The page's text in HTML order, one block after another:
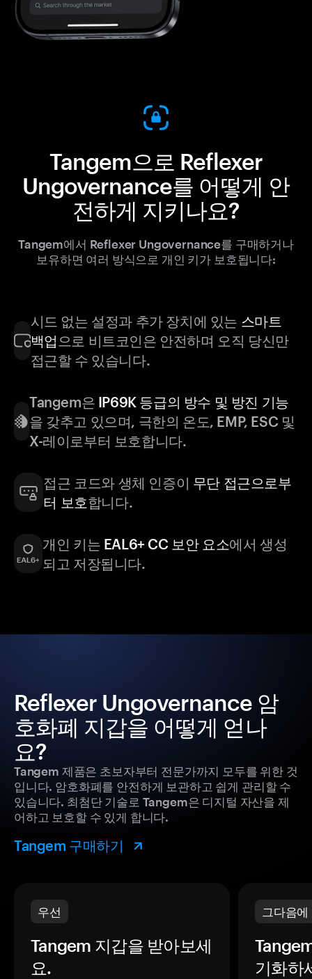
Tangem으로 Reflexer
Ungovernance를 어떻게 안
전하게 지키나요?
Tangem에서 Reflexer Ungovernance를 구매하거나
보유하면 여러 방식으로 개인 키가 보호됩니다:
시드 없는 설정과 추가 장치에 있는 스마트
백업 으로 비트코인은 안전하며 오직 당신만
접근할 수 있습니다.
Tangem은 IP69K 등급의 방수 및 방진 기능
을 갖추고 있으며, 극한의 온도, EMP, ESC 및
X-레이로부터 보호합니다.
접근 코드와 생체 인증이 무단 접근으로부
터 보호합니다.
개인 키는 EAL6+ CC 보안 요소에서 생성
되고 저장됩니다.
Reflexer Ungovernance 암
호화폐 지갑을 어떻게 얻나
요?
Tangem 제품은 초보자부터 전문가까지 모두를 위한 것
입니다. 암호화폐를 안전하게 보관하고 쉽게 관리할 수
있습니다. 최첨단 기술로 Tangem은 디지털 자산을 제
어하고 보호할 수 있게 합니다.
Tangem 구매하기
우선
Tangem 지갑을 받아보세
요.
그다음에
기화하